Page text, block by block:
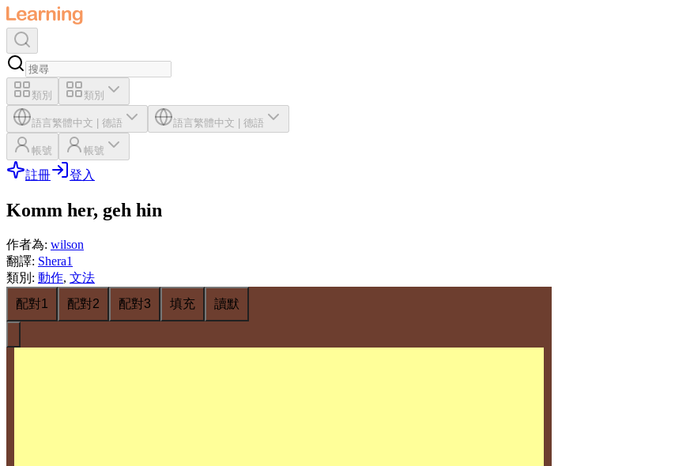
類別 類別
語言繁體中文 德語 語言繁體中文 德語
帳號 帳號
註冊 登入
Komm her, geh hin
作者為: wilson
翻譯: Shera1
類別 : 動作, 文法
配對1
配對2 配對3 填充 讀默